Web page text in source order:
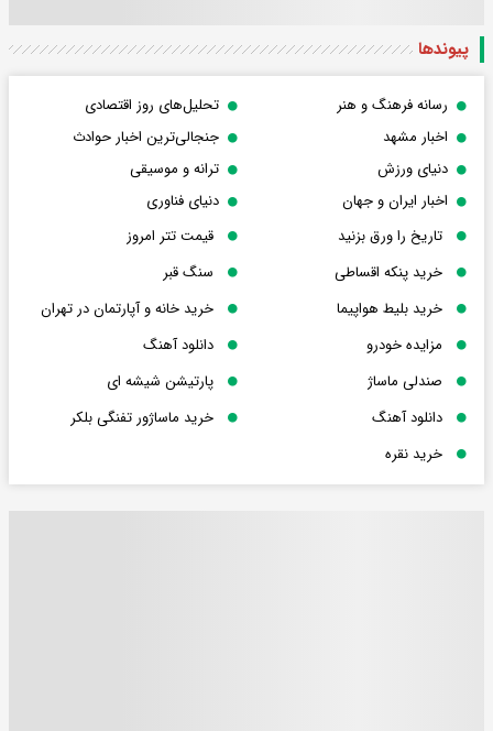
پیوندها
رسانه فرهنگ و هنر
تحلیل‌های روز اقتصادی
اخبار مشهد
جنجالی‌ترین اخبار حوادث
دنیای ورزش
ترانه و موسیقی
اخبار ایران و جهان
دنیای فناوری
تاریخ را ورق بزنید
قیمت تتر امروز
خرید پنکه اقساطی
سنگ قبر
خرید بلیط هواپیما
خرید خانه و آپارتمان در تهران
مزایده خودرو
دانلود آهنگ
صندلی ماساژ
پارتیشن شیشه ای
دانلود آهنگ
خرید ماساژور تفنگی بلکر
خرید نقره